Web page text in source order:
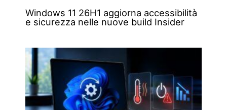
Windows 11 26H1 aggiorna accessibilità
e sicurezza nelle nuove build Insider